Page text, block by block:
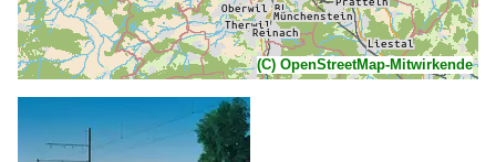
(C) OpenStreetMap-Mitwirkende